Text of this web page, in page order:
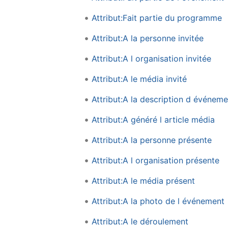
Attribut:Fait partie du programme
Attribut:A la personne invitée
Attribut:A l organisation invitée
Attribut:A le média invité
Attribut:A la description d
Attribut:A généré l article média
Attribut:A la personne présente
Attribut:A l organisation présente
Attribut:A le média présent
Attribut:A la photo de l événement
Attribut:A le déroulement